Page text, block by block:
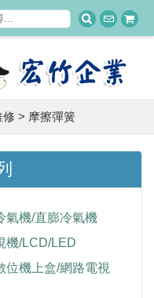
> 摩擦彈簧
氣機/直膨冷氣機
機/LCD/LED
位機上盒/網路電視